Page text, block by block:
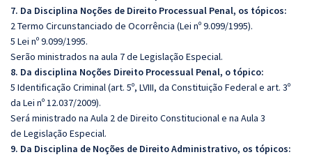
7. Da Disciplina Noções de Direito Processual Penal, os tópicos:
2 Termo Circunstanciado de Ocorrência (Lei nº 9.099/1995).
5 Lei nº 9.099/1995.
Serão ministrados na aula 7 de Legislação Especial.
8. Da disciplina Noções Direito Processual Penal, o tópico:
5 Identificação Criminal (art. 5º, LVIII, da Constituição Federal e art. 3º
da Lei nº 12.037/2009).
Será ministrado na Aula 2 de Direito Constitucional e na Aula 3
de Legislação Especial.
9. Da Disciplina de Noções de Direito Administrativo, os tópicos: